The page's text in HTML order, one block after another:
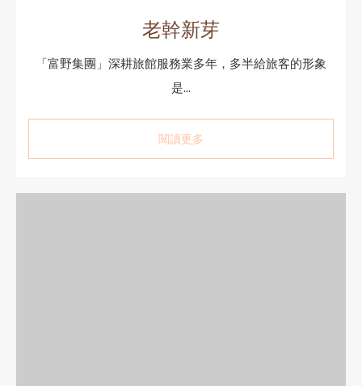
老幹新芽
「富野集團」深耕旅館服務業多年，多半給旅客的形象
是...
閱讀更多